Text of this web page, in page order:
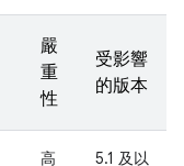
嚴
重
性
受影響
的版本
高
5.1 及以